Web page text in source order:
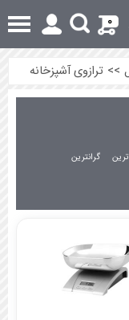
0
>> ترازوی آشپزخانه
گرانترین